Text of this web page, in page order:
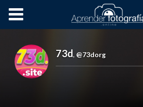
Cursos OnLine
73d, @73dorg